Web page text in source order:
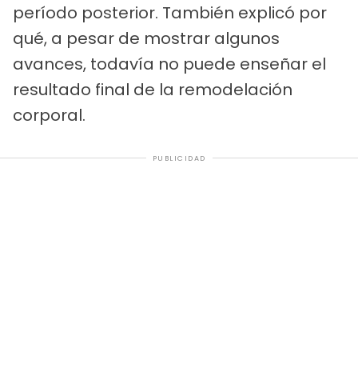
período posterior. También explicó por
qué, a pesar de mostrar algunos
avances, todavía no puede enseñar el
resultado final de la remodelación
corporal.
PUBLICIDAD